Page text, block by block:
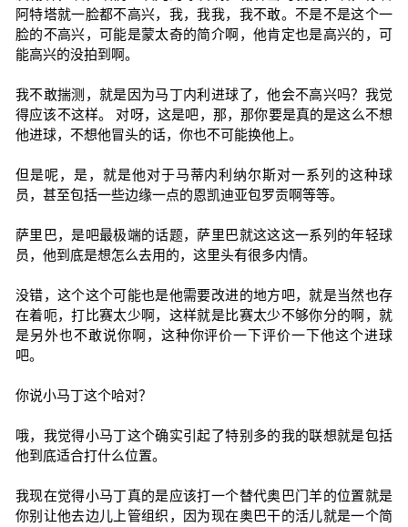
阿特塔就一脸都不高兴，我，我我，我不敢。不是不是这个一
脸的不高兴，可能是蒙太奇的简介啊，他肯定也是高兴的，可
能高兴的没拍到啊。
我不敢揣测，就是因为马丁内利进球了，他会不高兴吗？我觉
得应该不这样。 对呀，这是吧，那，那你要是真的是这么不想
他进球，不想他冒头的话，你也不可能换他上。
但是呢，是，就是他对于马蒂内利纳尔斯对一系列的这种球
员，甚至包括一些边缘一点的恩凯迪亚包罗贡啊等等。
萨里巴，是吧最极端的话题，萨里巴就这这这一系列的年轻球
员，他到底是想怎么去用的，这里头有很多内情。
没错，这个这个可能也是他需要改进的地方吧，就是当然也存
在着呃，打比赛太少啊，这样就是比赛太少不够你分的啊，就
是另外也不敢说你啊，这种你评价一下评价一下他这个进球
吧。
你说小马丁这个哈对？
哦，我觉得小马丁这个确实引起了特别多的我的联想就是包括
他到底适合打什么位置。
我现在觉得小马丁真的是应该打一个替代奥巴门羊的位置就是
你别让他去边儿上管组织，因为现在奥巴干的活儿就是一个简